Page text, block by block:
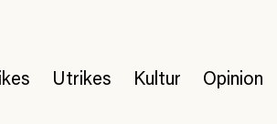
Utrikes Kultur Opinion